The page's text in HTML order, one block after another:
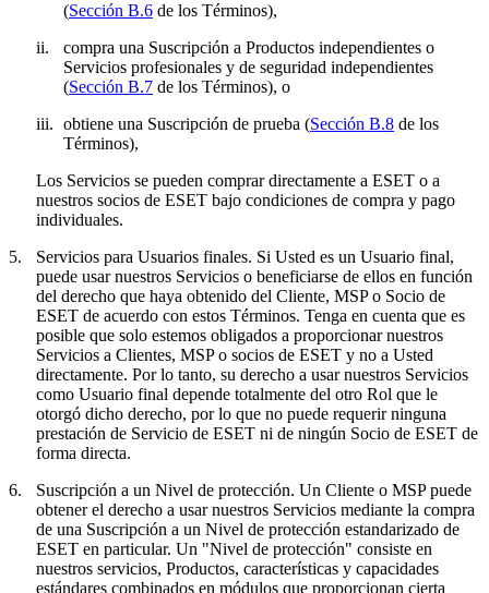
(Sección B.6 de los Términos),
ii.
compra una Suscripción a Productos independientes o
Servicios profesionales y de seguridad independientes
(Sección B.7 de los Términos), o
iii. obtiene una Suscripción de prueba (Sección B.8 de los
Términos),
Los Servicios se pueden comprar directamente a ESET o a
nuestros socios de ESET bajo condiciones de compra y pago
individuales.
5.
Servicios para Usuarios finales. Si Usted es un Usuario final,
puede usar nuestros Servicios o beneficiarse de ellos en función
del derecho que haya obtenido del Cliente, MSP o Socio de
ESET de acuerdo con estos Términos. Tenga en cuenta que es
posible que solo estemos obligados a proporcionar nuestros
Servicios a Clientes, MSP o socios de ESET y no a Usted
directamente. Por lo tanto, su derecho a usar nuestros Servicios
como Usuario final depende totalmente del otro Rol que le
otorgó dicho derecho, por lo que no puede requerir ninguna
prestación de Servicio de ESET ni de ningún Socio de ESET de
forma directa.
6.
Suscripción a un Nivel de protección. Un Cliente o MSP puede
obtener el derecho a usar nuestros Servicios mediante la compra
de una Suscripción a un Nivel de protección estandarizado de
ESET en particular. Un "Nivel de protección" consiste en
nuestros servicios, Productos, características y capacidades
estándares combinados en módulos que proporcionan cierta